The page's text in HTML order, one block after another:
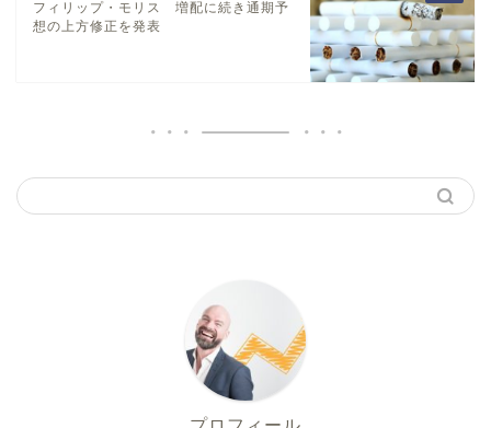
フィリップ・モリス 増配に続き通期予
想の上方修正を発表